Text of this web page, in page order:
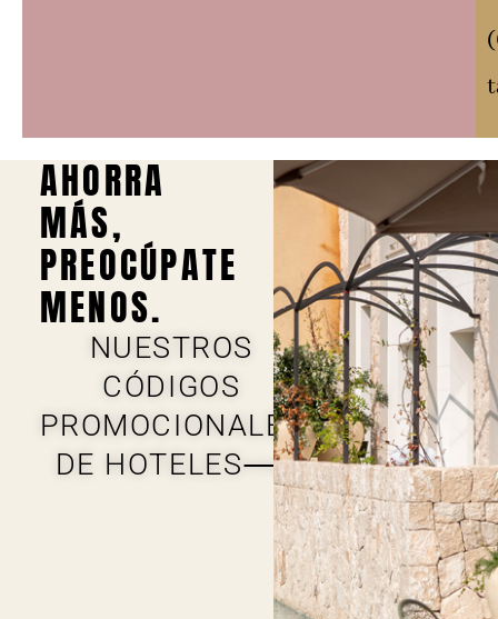
AHORRA
MÁS,
PREOCÚPATE
MENOS.
NUESTROS
CÓDIGOS
PROMOCIONALES
DE HOTELES⟶